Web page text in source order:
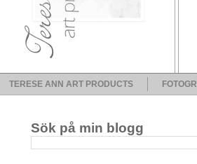
TERESE ANN ART PRODUCTS
Sök på min blogg